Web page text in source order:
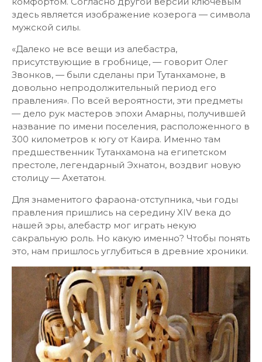
здесь является изображение козерога — символа
мужской силы.
«Далеко не все вещи из алебастра,
присутствующие в гробнице, — говорит Олег
Звонков, — были сделаны при Тутанхамоне, в
довольно непродолжительный период его
правления». По всей вероятности, эти предметы
— дело рук мастеров эпохи Амарны, получившей
название по имени поселения, расположенного в
300 километров к югу от Каира. Именно там
предшественник Тутанхамона на египетском
престоле, легендарный Эхнатон, воздвиг новую
столицу — Ахетатон.
Для знаменитого фараона-отступника, чьи годы
правления пришлись на середину XIV века до
нашей эры, алебастр мог играть некую
сакральную роль. Но какую именно? Чтобы понять
это, нам пришлось углубиться в древние хроники.